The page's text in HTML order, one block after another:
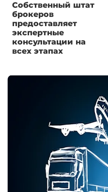
Собственный штат
брокеров
предоставляет
экспертные
консультации на
всех этапах